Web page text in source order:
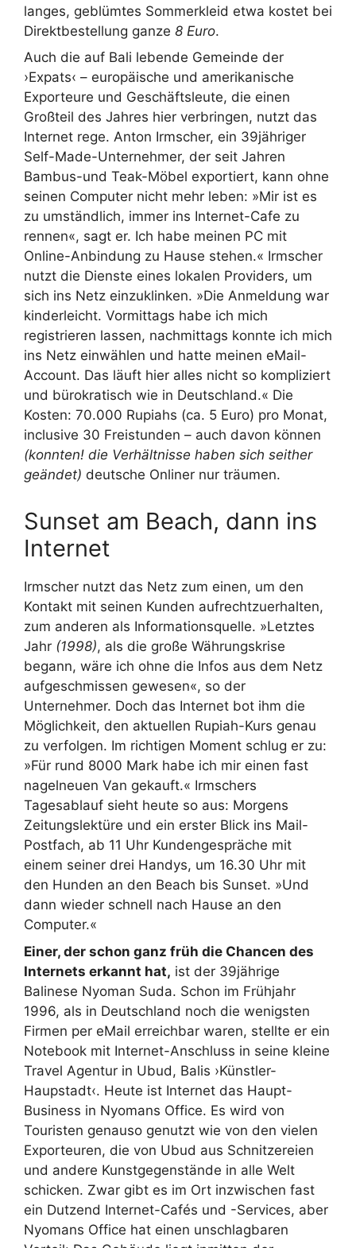
langes, geblümtes Sommerkleid etwa kostet bei
Direktbestellung ganze 8 Euro.
Auch die auf Bali lebende Gemeinde der
›Expats‹ – europäische und amerikanische
Exporteure und Geschäftsleute, die einen
Großteil des Jahres hier verbringen, nutzt das
Internet rege. Anton Irmscher, ein 39jähriger
Self-Made-Unternehmer, der seit Jahren
Bambus-und Teak-Möbel exportiert, kann ohne
seinen Computer nicht mehr leben: »Mir ist es
zu umständlich, immer ins Internet-Cafe zu
rennen«, sagt er. Ich habe meinen PC mit
Online-Anbindung zu Hause stehen.« Irmscher
nutzt die Dienste eines lokalen Providers, um
sich ins Netz einzuklinken. »Die Anmeldung war
kinderleicht. Vormittags habe ich mich
registrieren lassen, nachmittags konnte ich mich
ins Netz einwählen und hatte meinen eMail-
Account. Das läuft hier alles nicht so kompliziert
und bürokratisch wie in Deutschland.« Die
Kosten: 70.000 Rupiahs (ca. 5 Euro) pro Monat,
inclusive 30 Freistunden – auch davon können
(konnten! die Verhältnisse haben sich seither
geändet) deutsche Onliner nur träumen.
Sunset am Beach, dann ins
Internet
Irmscher nutzt das Netz zum einen, um den
Kontakt mit seinen Kunden aufrechtzuerhalten,
zum anderen als Informationsquelle. »Letztes
Jahr (1998), als die große Währungskrise
begann, wäre ich ohne die Infos aus dem Netz
aufgeschmissen gewesen«, so der
Unternehmer. Doch das Internet bot ihm die
Möglichkeit, den aktuellen Rupiah-Kurs genau
zu verfolgen. Im richtigen Moment schlug er zu:
»Für rund 8000 Mark habe ich mir einen fast
nagelneuen Van gekauft.« Irmschers
Tagesablauf sieht heute so aus: Morgens
Zeitungslektüre und ein erster Blick ins Mail-
Postfach, ab 11 Uhr Kundengespräche mit
einem seiner drei Handys, um 16.30 Uhr mit
den Hunden an den Beach bis Sunset. »Und
dann wieder schnell nach Hause an den
Computer.«
Einer, der schon ganz früh die Chancen des
Internets erkannt hat, ist der 39jährige
Balinese Nyoman Suda. Schon im Frühjahr
1996, als in Deutschland noch die wenigsten
Firmen per eMail erreichbar waren, stellte er ein
Notebook mit Internet-Anschluss in seine kleine
Travel Agentur in Ubud, Balis ›Künstler-
Haupstadt‹. Heute ist Internet das Haupt-
Business in Nyomans Office. Es wird von
Touristen genauso genutzt wie von den vielen
Exporteuren, die von Ubud aus Schnitzereien
und andere Kunstgegenstände in alle Welt
schicken. Zwar gibt es im Ort inzwischen fast
ein Dutzend Internet-Cafés und -Services, aber
Nyomans Office hat einen unschlagbaren